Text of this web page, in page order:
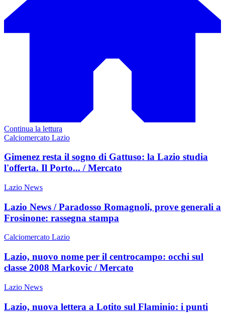
Continua la lettura
Calciomercato Lazio
Gimenez resta il sogno di Gattuso: la Lazio studia
l'offerta. Il Porto... / Mercato
Lazio News
Lazio News / Paradosso Romagnoli, prove generali a
Frosinone: rassegna stampa
Calciomercato Lazio
Lazio, nuovo nome per il centrocampo: occhi sul
classe 2008 Markovic / Mercato
Lazio News
Lazio, nuova lettera a Lotito sul Flaminio: i punti